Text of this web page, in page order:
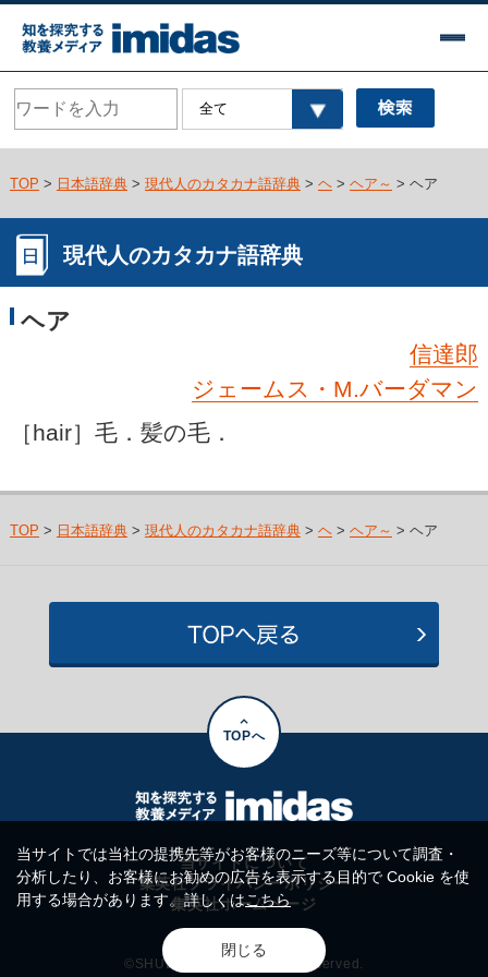
TOP > 日本語辞典> 現代人のカタカナ語辞典> ヘ> ヘア～ > ヘア
現代人のカタカナ語辞典
ヘア
信達郎
ジェームス・M.バーダマン
［hair］毛．髪の毛．
TOP > 日本語辞典> 現代人のカタカナ語辞典> ヘ> ヘア～ > ヘア
TOPへ
当サイトについて
集英社プライバシーポリシー
集英社ホームページ
©SHUEISHA Inc. All rights reserved.
当サイトでは当社の提携先等がお客様のニーズ等について調査・
分析したり、お客様にお勧めの広告を表示する目的で Cookie を使
用する場合があります。詳しくはこちら
閉じる